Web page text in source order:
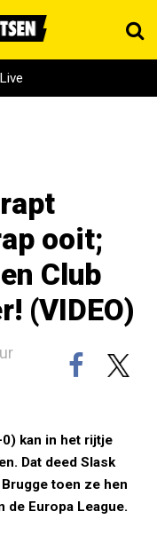
Live
ooit;
Club
(VIDEO)
kan in het rijtje
Dat deed Slask
toen ze hen
de Europa League.